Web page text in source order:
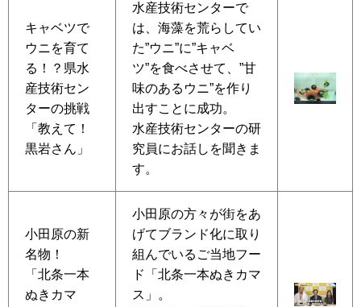
キャベツで
ウニを育て
る！？県水
産技術セン
ターの挑戦
「教えて！
黒岩さん」
水産技術センターで
は、海藻を荒らしてい
た”ウニ”に”キャベ
ツ”を食べさせて、”甘
味のあるウニ”を作り
出すことに成功。
水産技術センターの研
究員にお話しを聞きま
す。
小田原の新
名物！
「北条一本
ぬきカマ
小田原の方々が街をあ
げてブランド化に取り
組んでいるご当地フー
ド「北条一本ぬきカマ
ス」。